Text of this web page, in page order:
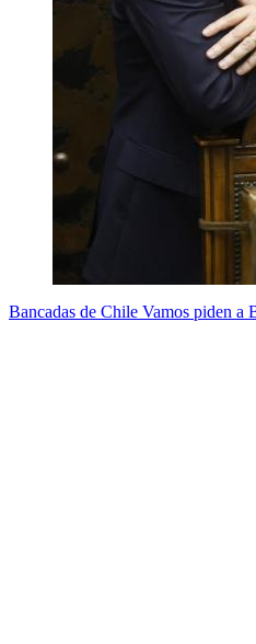
Bancadas de Chile Vamos piden a